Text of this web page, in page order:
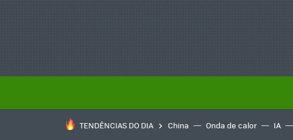
TENDÊNCIAS DO DIA China Onda de calor IA